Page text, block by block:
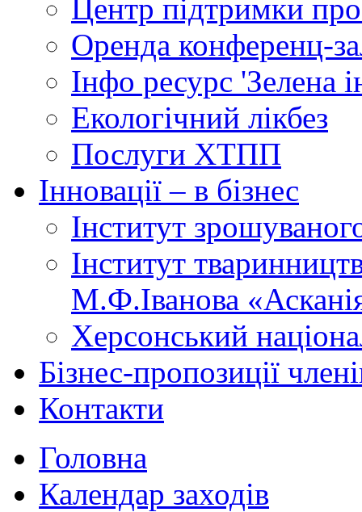
Центр підтримки
Оренда конференц-
Інфо ресурс 'Зелена
Екологічний лікбез
Послуги ХТПП
Інновації – в бізнес
Інститут
Інститут
М.Ф.Іванова
Херсонський
Бізнес-пропозиції
Контакти
Головна
Календар заходів